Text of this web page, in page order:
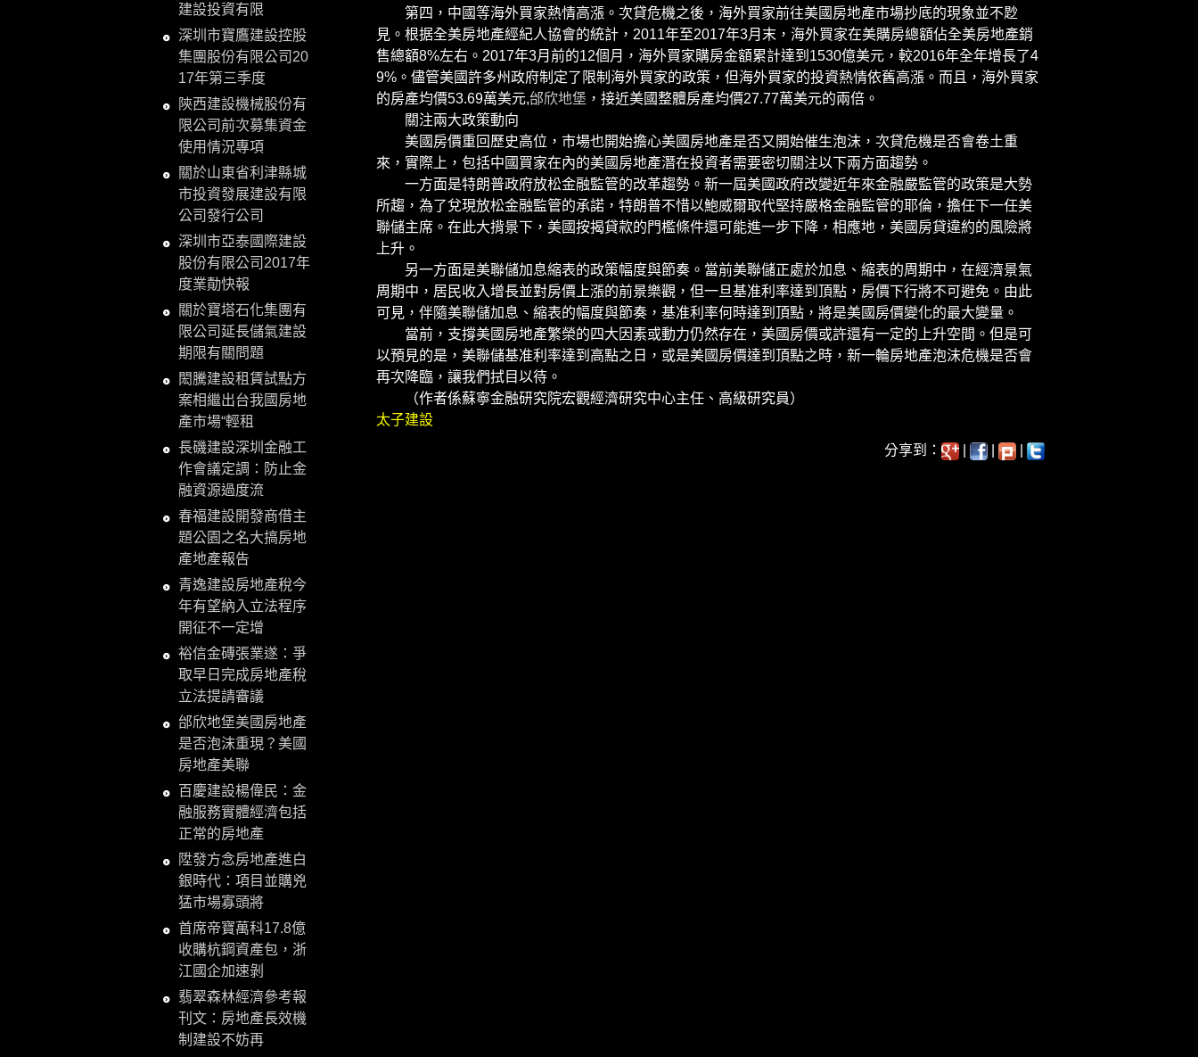
建設投資有限
深圳市寶鷹建設控股
集團股份有限公司20
17年第三季度
陝西建設機械股份有
限公司前次募集資金
使用情況專項
關於山東省利津縣城
市投資發展建設有限
公司發行公司
深圳市亞泰國際建設
股份有限公司2017年
度業勣快報
關於寶塔石化集團有
限公司延長儲氣建設
期限有關問題
閎騰建設租賃試點方
案相繼出台我國房地
產市場“輕租
長磯建設深圳金融工
作會議定調：防止金
融資源過度流
春福建設開發商借主
題公園之名大搞房地
產地產報告
青逸建設房地產稅今
年有望納入立法程序
開征不一定增
裕信金磚張業遂：爭
取早日完成房地產稅
立法提請審議
邰欣地堡美國房地產
是否泡沫重現？美國
房地產美聯
百慶建設楊偉民：金
融服務實體經濟包括
正常的房地產
陞發方念房地產進白
銀時代：項目並購兇
猛市場寡頭將
首席帝寶萬科17.8億
收購杭鋼資產包，浙
江國企加速剝
翡翠森林經濟參考報
刊文：房地產長效機
制建設不妨再
第四，中國等海外買家熱情高漲。次貸危機之後，海外買家前往美國房地產市場抄底的現象並不尟
見。根据全美房地產經紀人協會的統計，2011年至2017年3月末，海外買家在美購房總額佔全美房地產銷
售總額8%左右。2017年3月前的12個月，海外買家購房金額累計達到1530億美元，較2016年全年增長了4
9%。儘管美國許多州政府制定了限制海外買家的政策，但海外買家的投資熱情依舊高漲。而且，海外買家
的房產均價53.69萬美元,邰欣地堡 ，接近美國整體房產均價27.77萬美元的兩倍。
關注兩大政策動向
美國房價重回歷史高位，市場也開始擔心美國房地產是否又開始催生泡沫，次貸危機是否會卷土重
來，實際上，包括中國買家在內的美國房地產潛在投資者需要密切關注以下兩方面趨勢。
一方面是特朗普政府放松金融監管的改革趨勢。新一屆美國政府改變近年來金融嚴監管的政策是大勢
所趨，為了兌現放松金融監管的承諾，特朗普不惜以鮑威爾取代堅持嚴格金融監管的耶倫，擔任下一任美
聯儲主席。在此大揹景下，美國按揭貸款的門檻條件還可能進一步下降，相應地，美國房貸違約的風險將
上升。
另一方面是美聯儲加息縮表的政策幅度與節奏。當前美聯儲正處於加息、縮表的周期中，在經濟景氣
周期中，居民收入增長並對房價上漲的前景樂觀，但一旦基准利率達到頂點，房價下行將不可避免。由此
可見，伴隨美聯儲加息、縮表的幅度與節奏，基准利率何時達到頂點，將是美國房價變化的最大變量。
當前，支撐美國房地產繁榮的四大因素或動力仍然存在，美國房價或許還有一定的上升空間。但是可
以預見的是，美聯儲基准利率達到高點之日，或是美國房價達到頂點之時，新一輪房地產泡沫危機是否會
再次降臨，讓我們拭目以待。
（作者係蘇寧金融研究院宏觀經濟研究中心主任、高級研究員）
太子建設
分享到：